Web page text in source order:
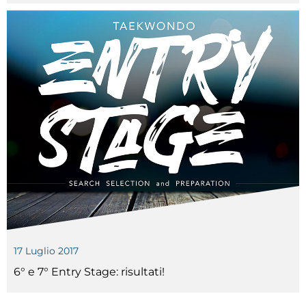
17 Luglio 2017
6° e 7° Entry Stage: risultati!